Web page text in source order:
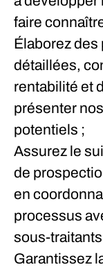
faire
Élaborez
détaillées,
rentabilité et
présenter
potentiels ;
Assurez le
de
en
processus
sous-
Garantissez